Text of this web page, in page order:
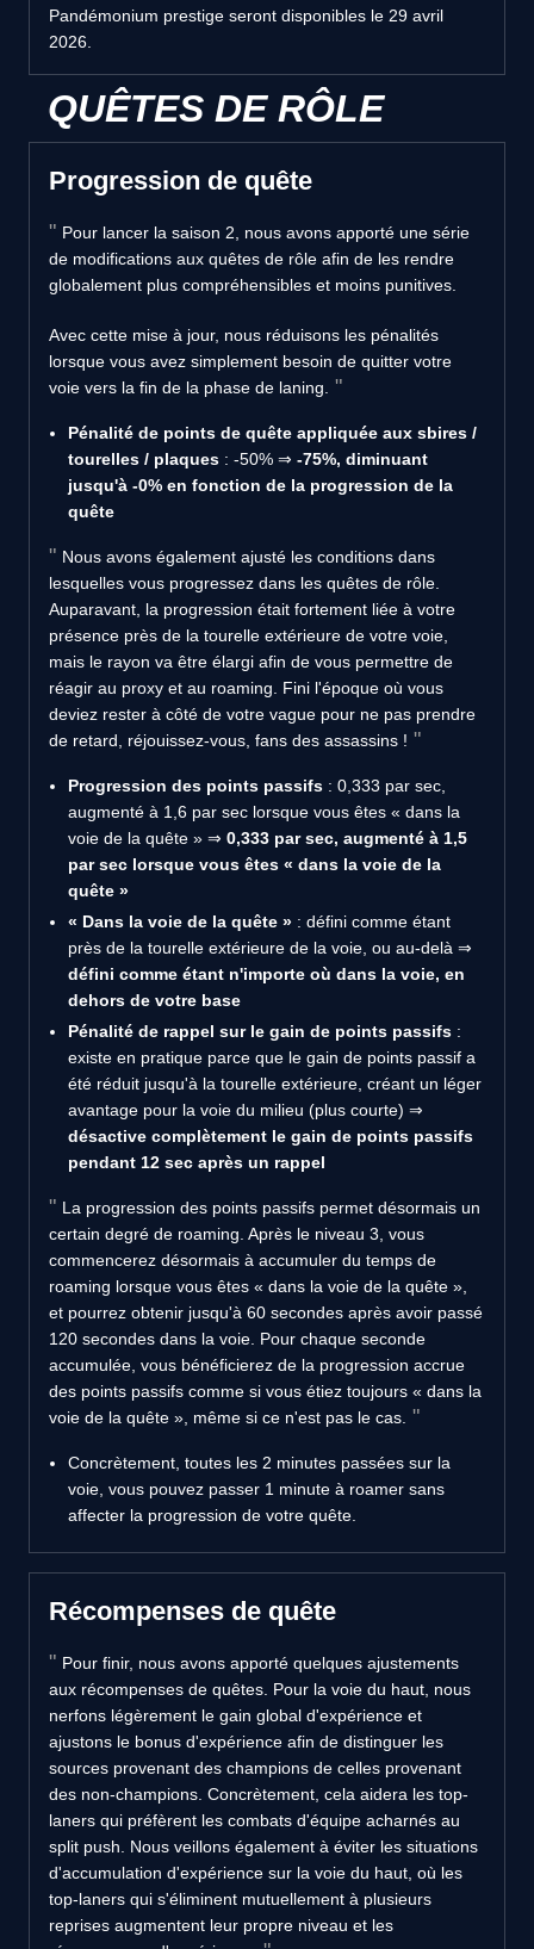
Pandémonium prestige seront disponibles le 29 avril
2026.
QUÊTES DE RÔLE
Progression de quête
Pour lancer la saison 2, nous avons apporté une série
de modifications aux quêtes de rôle afin de les rendre
globalement plus compréhensibles et moins punitives.
Avec cette mise à jour, nous réduisons les pénalités
lorsque vous avez simplement besoin de quitter votre
voie vers la fin de la phase de laning.
Pénalité de points de quête appliquée aux sbires /
tourelles / plaques : -50% ⇒ -75%, diminuant
jusqu'à -0% en fonction de la progression de la
quête
Nous avons également ajusté les conditions dans
lesquelles vous progressez dans les quêtes de rôle.
Auparavant, la progression était fortement liée à votre
présence près de la tourelle extérieure de votre voie,
mais le rayon va être élargi afin de vous permettre de
réagir au proxy et au roaming. Fini l'époque où vous
deviez rester à côté de votre vague pour ne pas prendre
de retard, réjouissez-vous, fans des assassins !
Progression des points passifs : 0,333 par sec,
augmenté à 1,6 par sec lorsque vous êtes « dans la
voie de la quête » ⇒ 0,333 par sec, augmenté à 1,5
par sec lorsque vous êtes « dans la voie de la
quête »
« Dans la voie de la quête » : défini comme étant
près de la tourelle extérieure de la voie, ou au-delà ⇒
défini comme étant n'importe où dans la voie, en
dehors de votre base
Pénalité de rappel sur le gain de points passifs :
existe en pratique parce que le gain de points passif a
été réduit jusqu'à la tourelle extérieure, créant un léger
avantage pour la voie du milieu (plus courte) ⇒
désactive complètement le gain de points passifs
pendant 12 sec après un rappel
La progression des points passifs permet désormais un
certain degré de roaming. Après le niveau 3, vous
commencerez désormais à accumuler du temps de
roaming lorsque vous êtes « dans la voie de la quête »,
et pourrez obtenir jusqu'à 60 secondes après avoir passé
120 secondes dans la voie. Pour chaque seconde
accumulée, vous bénéficierez de la progression accrue
des points passifs comme si vous étiez toujours « dans la
voie de la quête », même si ce n'est pas le cas.
Concrètement, toutes les 2 minutes passées sur la
voie, vous pouvez passer 1 minute à roamer sans
affecter la progression de votre quête.
Récompenses de quête
Pour finir, nous avons apporté quelques ajustements
aux récompenses de quêtes. Pour la voie du haut, nous
nerfons légèrement le gain global d'expérience et
ajustons le bonus d'expérience afin de distinguer les
sources provenant des champions de celles provenant
des non-champions. Concrètement, cela aidera les top-
laners qui préfèrent les combats d'équipe acharnés au
split push. Nous veillons également à éviter les situations
d'accumulation d'expérience sur la voie du haut, où les
top-laners qui s'éliminent mutuellement à plusieurs
reprises augmentent leur propre niveau et les